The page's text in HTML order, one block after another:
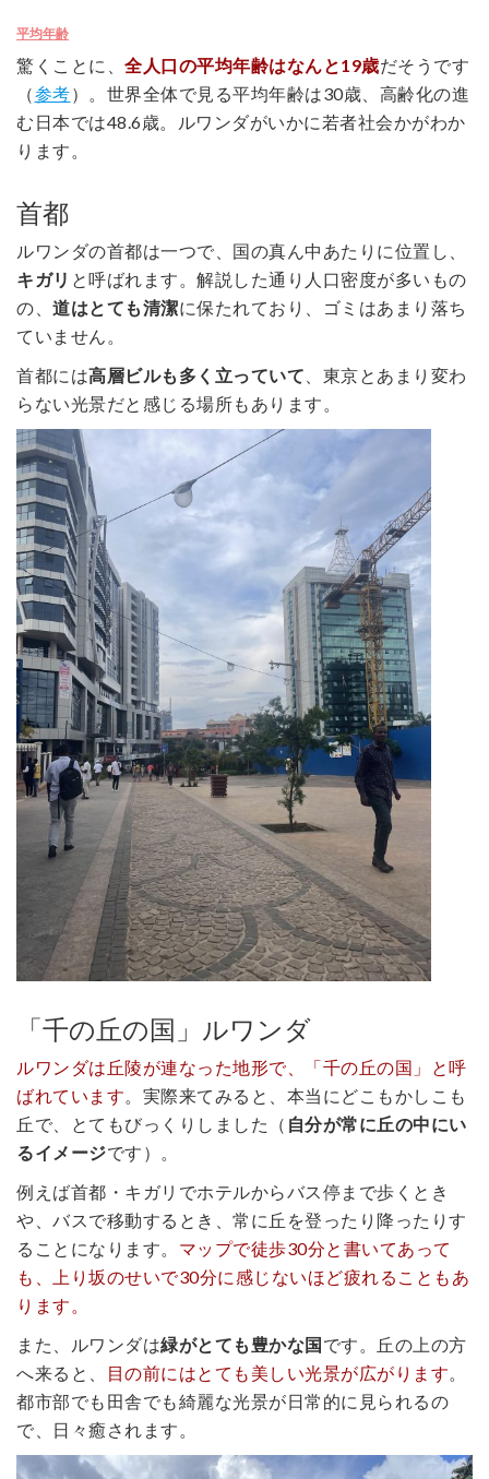
平均年齢
驚くことに、 全人口の平均年齢はなんと19歳だそうです
（参考）。世界全体で見る平均年齢は30歳、高齢化の進
む日本では48.6歳。ルワンダがいかに若者社会かがわか
ります。
首都
ルワンダの首都は一つで、国の真ん中あたりに位置し、
キガリ と呼ばれます。解説した通り人口密度が多いもの
の、 道はとても清潔に保たれており、ゴミはあまり落ち
ていません。
首都には高層ビルも多く立っていて 、東京とあまり変わ
らない光景だと感じる場所もあります。
「千の丘の国」ルワンダ
ルワンダは丘陵が連なった地形で、「千の丘の国」と呼
ばれています。実際来てみると、本当にどこもかしこも
丘で、とてもびっくりしました（ 自分が常に丘の中にい
るイメージです）。
例えば首都・キガリでホテルからバス停まで歩くとき
や、バスで移動するとき、常に丘を登ったり降ったりす
ることになります。 マップで徒歩30分と書いてあって
も、上り坂のせいで30分に感じないほど疲れることもあ
ります。
また、ルワンダは緑がとても豊かな国です。丘の上の方
へ来ると、
目の前にはとても美しい光景が広がります。
都市部でも田舎でも綺麗な光景が日常的に見られるの
で、日々癒されます。